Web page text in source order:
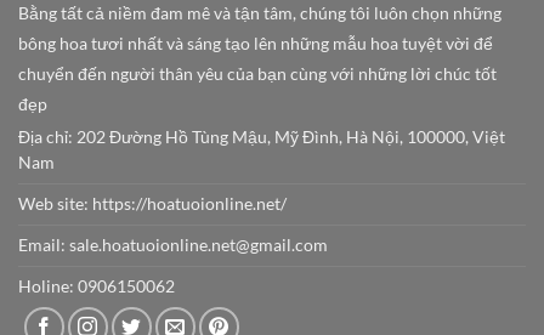
Bằng tất cả niềm đam mê và tận tâm, chúng tôi luôn chọn những
bông hoa tươi nhất và sáng tạo lên những mẫu hoa tuyệt vời để
chuyển đến người thân yêu của bạn cùng với những lời chúc tốt
đẹp
Địa chỉ: 202 Đường Hồ Tùng Mậu, Mỹ Đình, Hà Nội, 100000, Việt
Nam
Web site: https://hoatuoionline.net/
Email: sale.hoatuoionline.net@gmail.com
Holine: 0906150062